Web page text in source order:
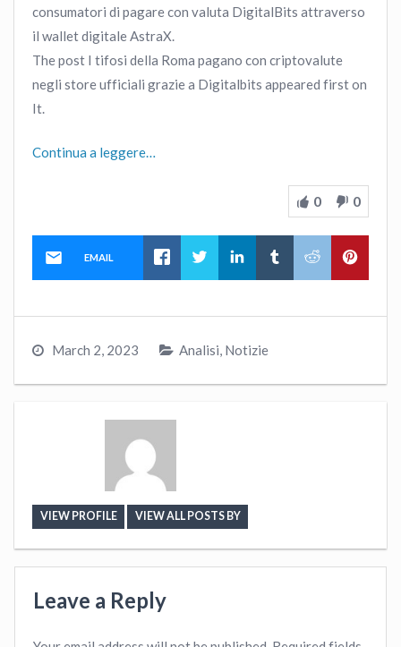
consumatori di pagare con valuta DigitalBits attraverso
il wallet digitale AstraX.
The post I tifosi della Roma pagano con criptovalute
negli store ufficiali grazie a Digitalbits appeared first on
It.
Continua a leggere…
0 0
EMAIL
March 2, 2023 Analisi, Notizie
VIEW PROFILE VIEW ALL POSTS BY
Leave a Reply